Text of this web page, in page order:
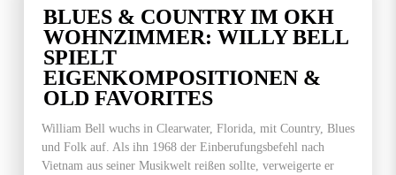
BLUES & COUNTRY IM OKH
WOHNZIMMER: WILLY BELL
SPIELT
EIGENKOMPOSITIONEN &
OLD FAVORITES
William Bell wuchs in Clearwater, Florida, mit Country, Blues
und Folk auf. Als ihn 1968 der Einberufungsbefehl nach
Vietnam aus seiner Musikwelt reißen sollte, verweigerte er